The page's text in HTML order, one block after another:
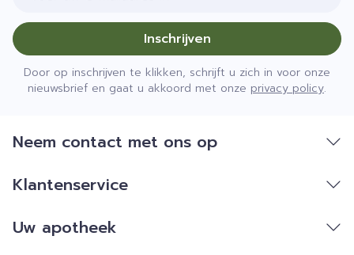
Inschrijven
Door op inschrijven te klikken, schrijft u zich in voor onze
nieuwsbrief en gaat u akkoord met onze privacy policy.
Neem contact met ons op
Klantenservice
Uw apotheek